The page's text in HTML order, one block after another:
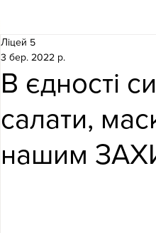
В єдності
салати,
нашим
Ліцей 5
3 бер. 2022 р.